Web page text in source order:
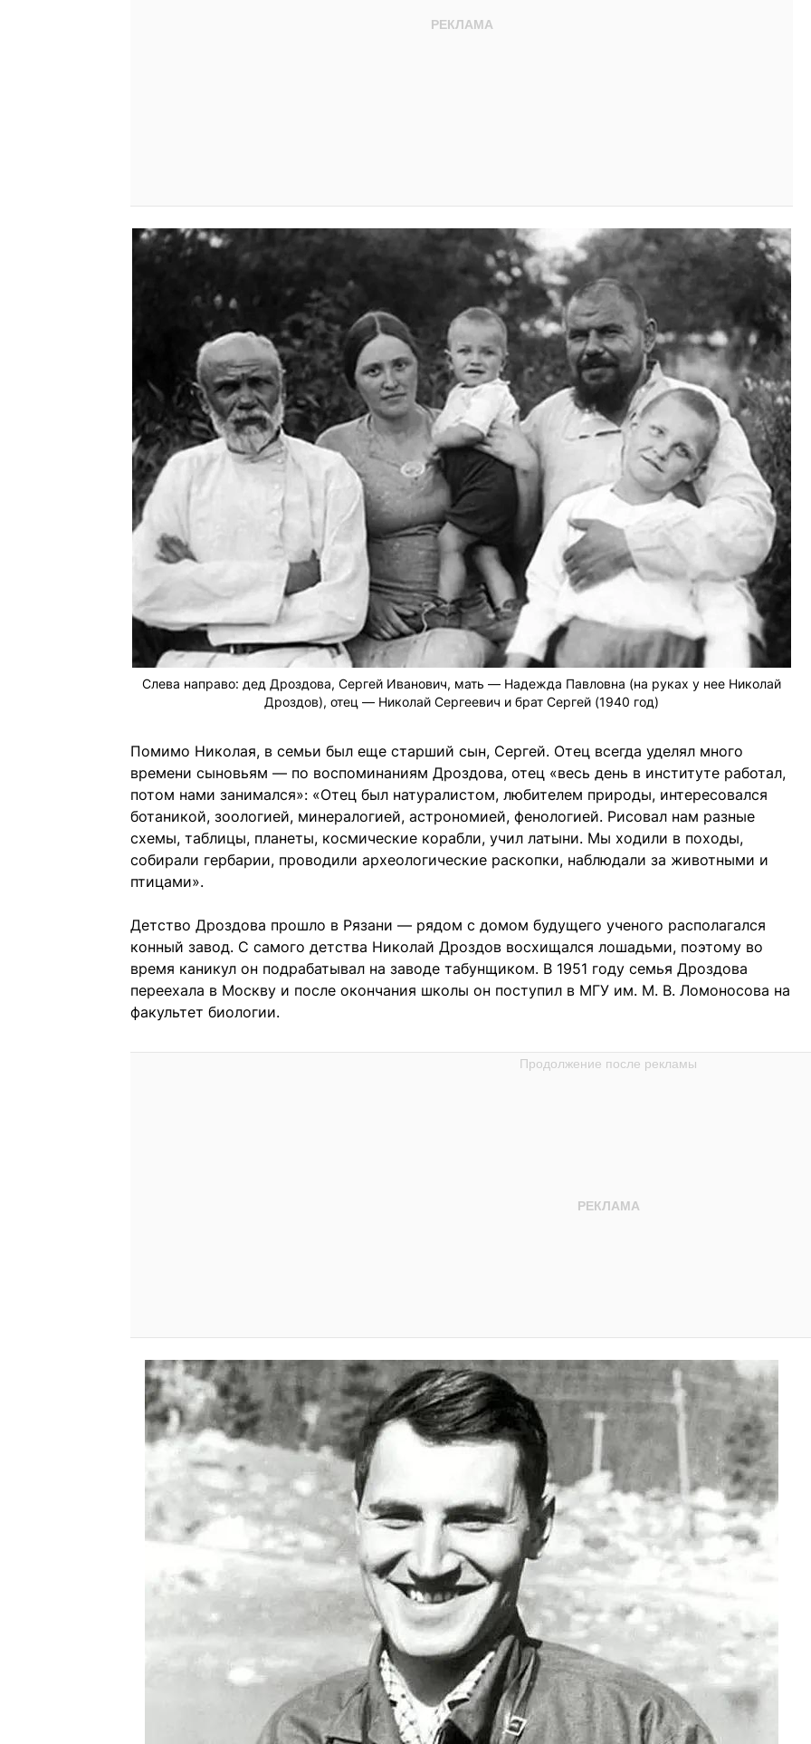
Слева направо: дед Дроздова, Сергей Иванович, мать — Надежда Павловна (на руках у нее Николай
Дроздов), отец — Николай Сергеевич и брат Сергей (1940 год)
Помимо Николая, в семьи был еще старший сын, Сергей. Отец всегда уделял много
времени сыновьям — по воспоминаниям Дроздова, отец «весь день в институте работал,
потом нами занимался»: «Отец был натуралистом, любителем природы, интересовался
ботаникой, зоологией, минералогией, астрономией, фенологией. Рисовал нам разные
схемы, таблицы, планеты, космические корабли, учил латыни. Мы ходили в походы,
собирали гербарии, проводили археологические раскопки, наблюдали за животными и
птицами».
Детство Дроздова прошло в Рязани — рядом с домом будущего ученого располагался
конный завод. С самого детства Николай Дроздов восхищался лошадьми, поэтому во
время каникул он подрабатывал на заводе табунщиком. В 1951 году семья Дроздова
переехала в Москву и после окончания школы он поступил в МГУ им. М. В. Ломоносова на
факультет биологии.